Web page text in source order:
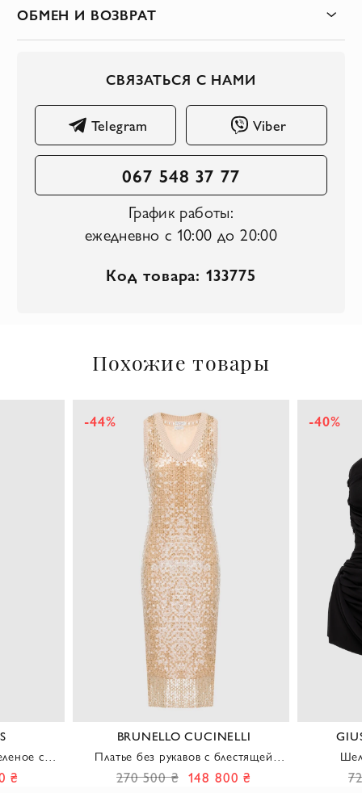
ОБМЕН И ВОЗВРАТ
СВЯЗАТЬСЯ С НАМИ
Telegram Viber
067 548 37 77
График работы:
ежедневно с 10:00 до 20:00
Код товара: 133775
Похожие товары
с
₴
BRUNELLO CUCINELLI
Платье без рукавов с блестящей
отделкой и разрезом сбоку
-44%
270 500 ₴ 148 800 ₴
-40%